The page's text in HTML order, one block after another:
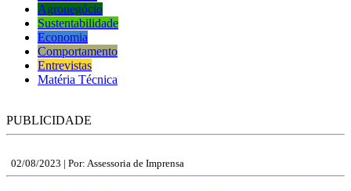
Agronegócio
Sustentabilidade
Economia
Comportamento
Entrevistas
Matéria Técnica
PUBLICIDADE
02/08/2023 | Por: Assessoria de Imprensa